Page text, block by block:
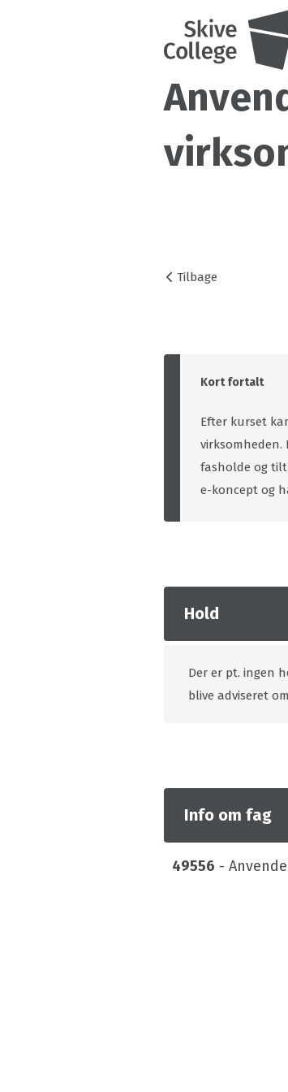
Tilbage
Kort fortalt
Efter kurset
fasholde og
e-koncept og
Hold
Der er pt. ingen
blive adviseret
Info om fag
49556 -